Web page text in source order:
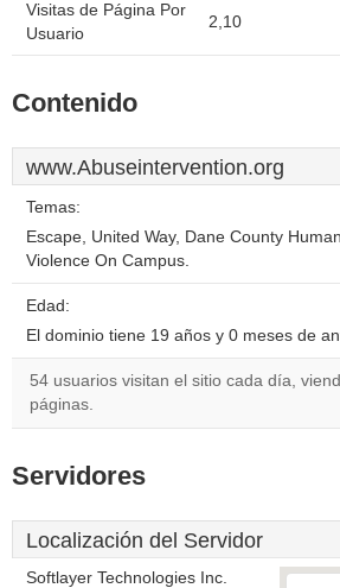
Visitas de Página Por
Usuario
2,10
Contenido
www.Abuseintervention.org
Temas:
Escape, United Way, Dane County
Violence On Campus.
Edad:
El dominio tiene 19 años y 0 meses de
54 usuarios visitan el sitio cada día,
páginas.
Servidores
Localización del Servidor
Softlayer Technologies Inc.